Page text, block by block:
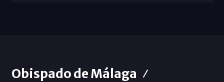
Obispado de Málaga